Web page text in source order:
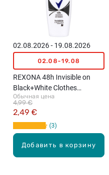
Добавить в корзину
02.08.2026 - 19.08.2026
02.08-19.08
REXONA 48h Invisible on
Black+White Clothes
роликовый
антиперспирант, 50мл
Обычная цена
2,49 €
4,99 €
3